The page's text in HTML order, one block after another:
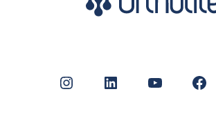
Instagram LinkedIn YouTube Facebook